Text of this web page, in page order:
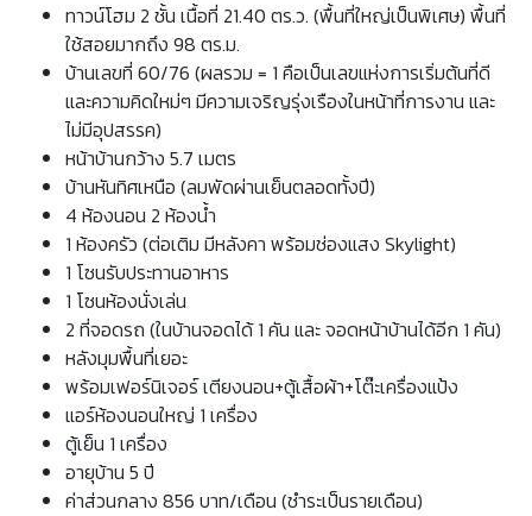
ทาวน์โฮม 2 ชั้น เนื้อที่ 21.40 ตร.ว. (พื้นที่ใหญ่เป็นพิเศษ) พื้นที่
ใช้สอยมากถึง 98 ตร.ม.
บ้านเลขที่ 60/76 (ผลรวม = 1 คือเป็นเลขแห่งการเริ่มต้นที่ดี
และความคิดใหม่ๆ มีความเจริญรุ่งเรืองในหน้าที่การงาน และ
ไม่มีอุปสรรค)
หน้าบ้านกว้าง 5.7 เมตร
บ้านหันทิศเหนือ (ลมพัดผ่านเย็นตลอดทั้งปี)
4 ห้องนอน 2 ห้องน้ำ
1 ห้องครัว (ต่อเติม มีหลังคา พร้อมช่องแสง Skylight)
1 โซนรับประทานอาหาร
1 โซนห้องนั่งเล่น
2 ที่จอดรถ (ในบ้านจอดได้ 1 คัน และ จอดหน้าบ้านได้อีก 1 คัน)
หลังมุมพื้นที่เยอะ
พร้อมเฟอร์นิเจอร์ เตียงนอน+ตู้เสื้อผ้า+โต๊ะเครื่องแป้ง
แอร์ห้องนอนใหญ่ 1 เครื่อง
ตู้เย็น 1 เครื่อง
อายุบ้าน 5 ปี
ค่าส่วนกลาง 856 บาท/เดือน (ชำระเป็นรายเดือน)